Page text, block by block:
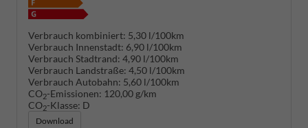
Verbrauch kombiniert: 5,30 l/100km
Verbrauch Innenstadt: 6,90 l/100km
Verbrauch Stadtrand: 4,90 l/100km
Verbrauch Landstraße: 4,50 l/100km
Verbrauch Autobahn: 5,60 l/100km
CO2-Emissionen: 120,00 g/km
CO2-Klasse: D
Download